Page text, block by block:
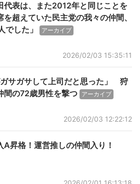
代表は、また2012年と同じことを
超えていた民主党の我々の仲間、
した」
アーカイブ
2026/02/03 15:35:11
ガサガサして上司だと思った」 狩
間の72歳男性を撃つ アーカイブ
2026/02/03 12:22:12
A昇格！運営推しの仲間入り！